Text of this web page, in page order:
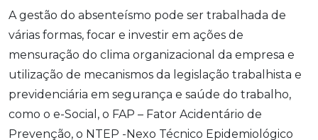
A gestão do absenteísmo pode ser trabalhada de
várias formas, focar e investir em ações de
mensuração do clima organizacional da empresa e
utilização de mecanismos da legislação trabalhista e
previdenciária em segurança e saúde do trabalho,
como o e-Social, o FAP – Fator Acidentário de
Prevenção, o NTEP -Nexo Técnico Epidemiológico